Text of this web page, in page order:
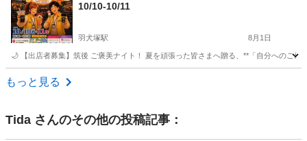
10/10-10/11
羽犬塚駅 8月1日
🌙 【出店者募集】筑後 ご褒美ナイト！ 夏を頑張った皆さまへ贈る、**「自分へのご
福岡 筑後市
もっと見る
Tida さんのその他の投稿記事：